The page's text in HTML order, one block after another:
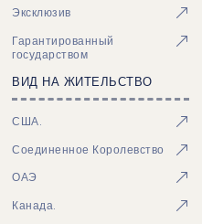
Эксклюзив
Гарантированный
государством
ВИД НА ЖИТЕЛЬСТВО
США.
Соединенное Королевство
ОАЭ
Канада.